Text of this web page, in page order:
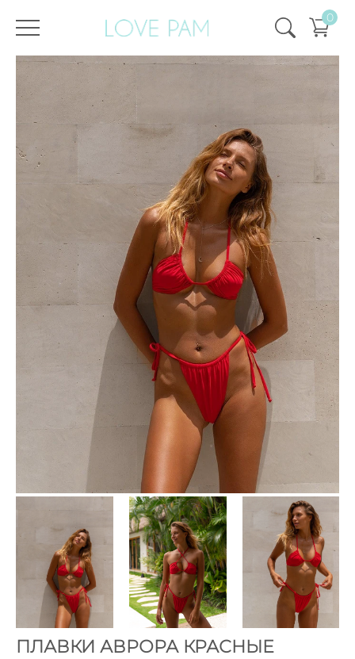
0
Все купальники,Раздельные Аврора Плавки Плавки Аврора Красные
ПЛАВКИ АВРОРА КРАСНЫЕ